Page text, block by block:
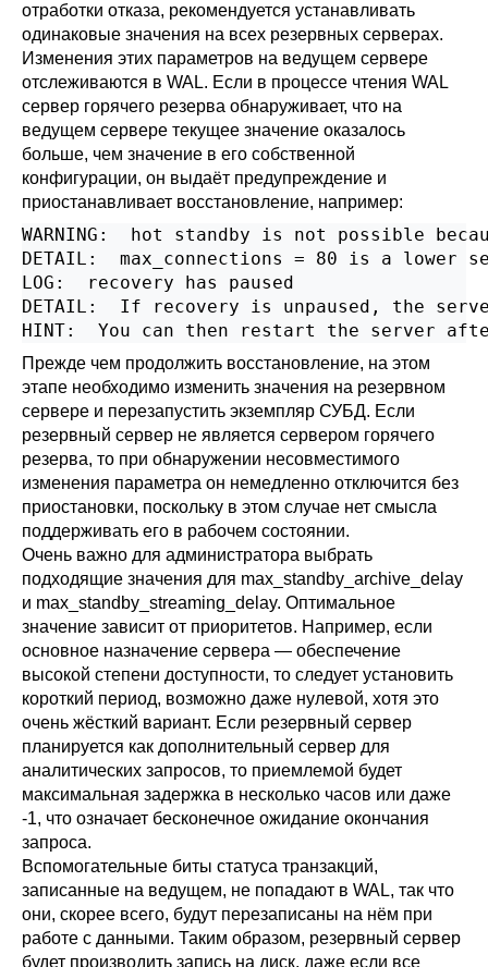
отработки отказа, рекомендуется устанавливать
одинаковые значения на всех резервных серверах.
Изменения этих параметров на ведущем сервере
отслеживаются в WAL. Если в процессе чтения WAL
сервер горячего резерва обнаруживает, что на
ведущем сервере текущее значение оказалось
больше, чем значение в его собственной
конфигурации, он выдаёт предупреждение и
приостанавливает восстановление, например:
WARNING:  hot standby is not possible
DETAIL:  max_connections = 80 is a
LOG:  recovery has paused
DETAIL:  If recovery is unpaused, the
Прежде чем продолжить восстановление, на этом
этапе необходимо изменить значения на резервном
сервере и перезапустить экземпляр СУБД. Если
резервный сервер не является сервером горячего
резерва, то при обнаружении несовместимого
изменения параметра он немедленно отключится без
приостановки, поскольку в этом случае нет смысла
поддерживать его в рабочем состоянии.
Очень важно для администратора выбрать
подходящие значения для max_standby_archive_delay
и max_standby_streaming_delay. Оптимальное
значение зависит от приоритетов. Например, если
основное назначение сервера — обеспечение
высокой степени доступности, то следует установить
короткий период, возможно даже нулевой, хотя это
очень жёсткий вариант. Если резервный сервер
планируется как дополнительный сервер для
аналитических запросов, то приемлемой будет
максимальная задержка в несколько часов или даже
-1, что означает бесконечное ожидание окончания
запроса.
Вспомогательные биты статуса транзакций,
записанные на ведущем, не попадают в WAL, так что
они, скорее всего, будут перезаписаны на нём при
работе с данными. Таким образом, резервный сервер
будет производить запись на диск, даже если все